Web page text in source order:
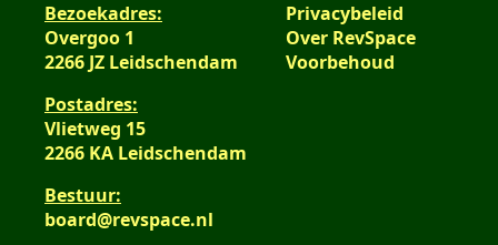
Bezoekadres:
Overgoo 1
2266 JZ Leidschendam
Postadres:
Vlietweg 15
2266 KA Leidschendam
Bestuur:
board@revspace.nl
Privacybeleid
Over RevSpace
Voorbehoud